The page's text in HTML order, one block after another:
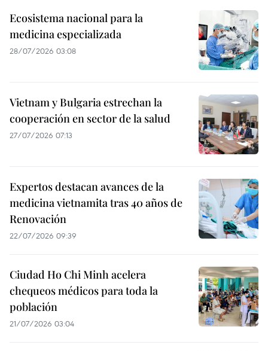
Ecosistema nacional para la
medicina especializada
28/07/2026 03:08
Vietnam y Bulgaria estrechan la
cooperación en sector de la salud
27/07/2026 07:13
Expertos destacan avances de la
medicina vietnamita tras 40 años de
Renovación
22/07/2026 09:39
Ciudad Ho Chi Minh acelera
chequeos médicos para toda la
población
21/07/2026 03:04